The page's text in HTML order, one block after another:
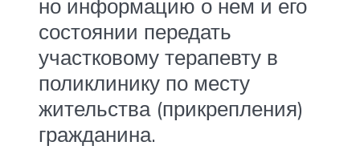
но информацию о нем и его
состоянии передать
участковому терапевту в
поликлинику по месту
жительства (прикрепления)
гражданина.